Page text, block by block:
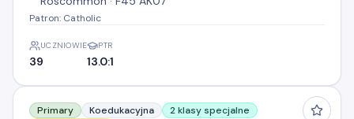
Patron: Catholic
UCZNIOWIE
39
PTR
13.0:1
Glenamaddy Ns
Primary Koedukacyjna
2 klasy specjalne